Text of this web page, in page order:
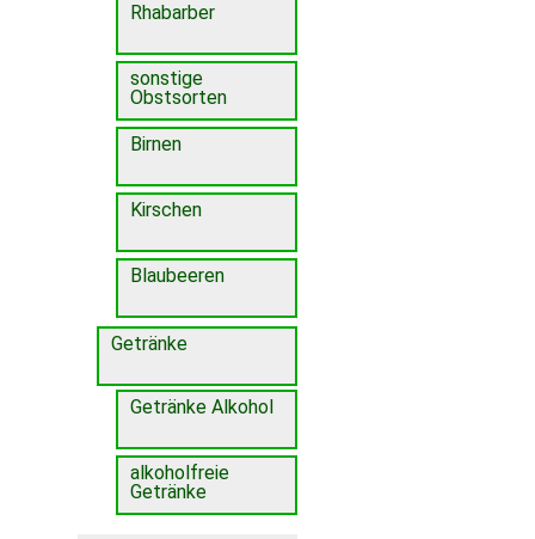
Rhabarber
sonstige
Obstsorten
Birnen
Kirschen
Blaubeeren
Getränke
Getränke Alkohol
alkoholfreie
Getränke